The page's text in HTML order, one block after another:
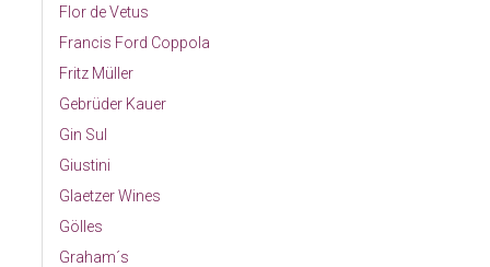
Flor de Vetus
Francis Ford Coppola
Fritz Müller
Gebrüder Kauer
Gin Sul
Giustini
Glaetzer Wines
Gölles
Graham´s